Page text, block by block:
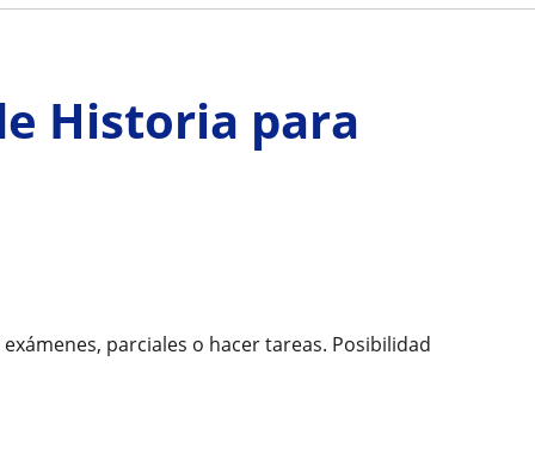
Historia para
parciales o hacer tareas. Posibilidad